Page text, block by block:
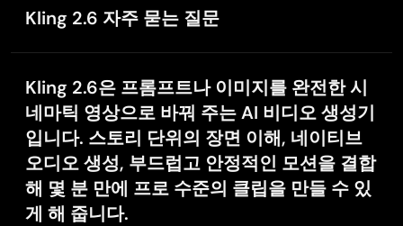
is very very astonishing
Muhammad Hafiz
Nov 26, 2025
i rate this app five star
i rate this app five star
Kling 2.6 자주 묻는 질문
Kling 2.6이란?
Kling 2.6은 프롬프트나 이미지를 완전한 시
네마틱 영상으로 바꿔 주는 AI 비디오 생성기
입니다. 스토리 단위의 장면 이해, 네이티브
오디오 생성, 부드럽고 안정적인 모션을 결합
해 몇 분 만에 프로 수준의 클립을 만들 수 있
게 해 줍니다.